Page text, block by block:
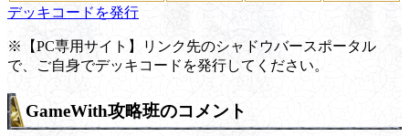
デッキコードを発行
※【PC専用サイト】リンク先のシャドウバースポータル
で、ご自身でデッキコードを発行してください。
GameWith攻略班のコメント